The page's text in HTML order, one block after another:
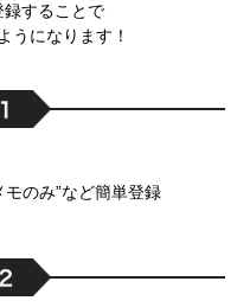
録することで
うになります！
モのみ”など簡単登録